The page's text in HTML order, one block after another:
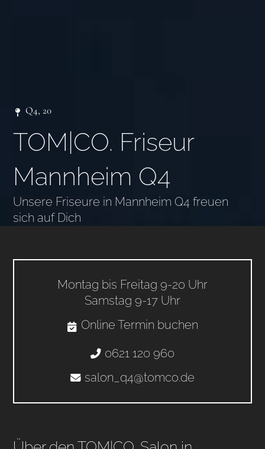
Q4, 20
TOM|CO. Friseur
Mannheim Q4
Unsere Friseure in Mannheim Q4 freuen
sich auf Dich
Montag bis Freitag 9-20 Uhr
Samstag 9-17 Uhr
Online Termin buchen
0621 120 960
salon_q4@tomco.de